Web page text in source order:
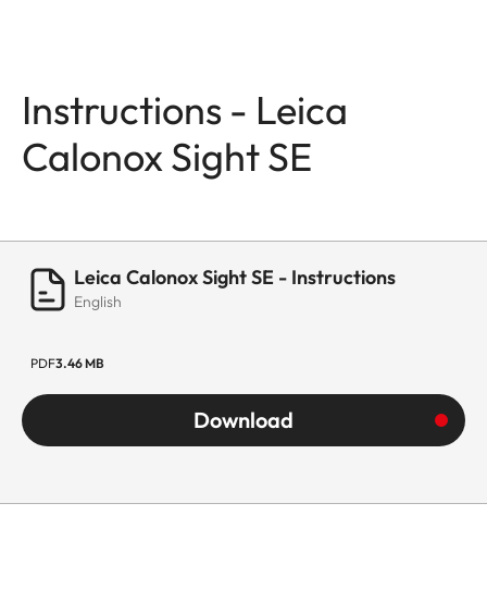
Instructions - Leica
Calonox Sight SE
Leica Calonox Sight SE - Instructions
English
PDF3.46 MB
Download